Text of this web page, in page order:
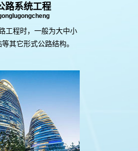
路系统工程
工程时，一般为大中小
其它形式公路结构。